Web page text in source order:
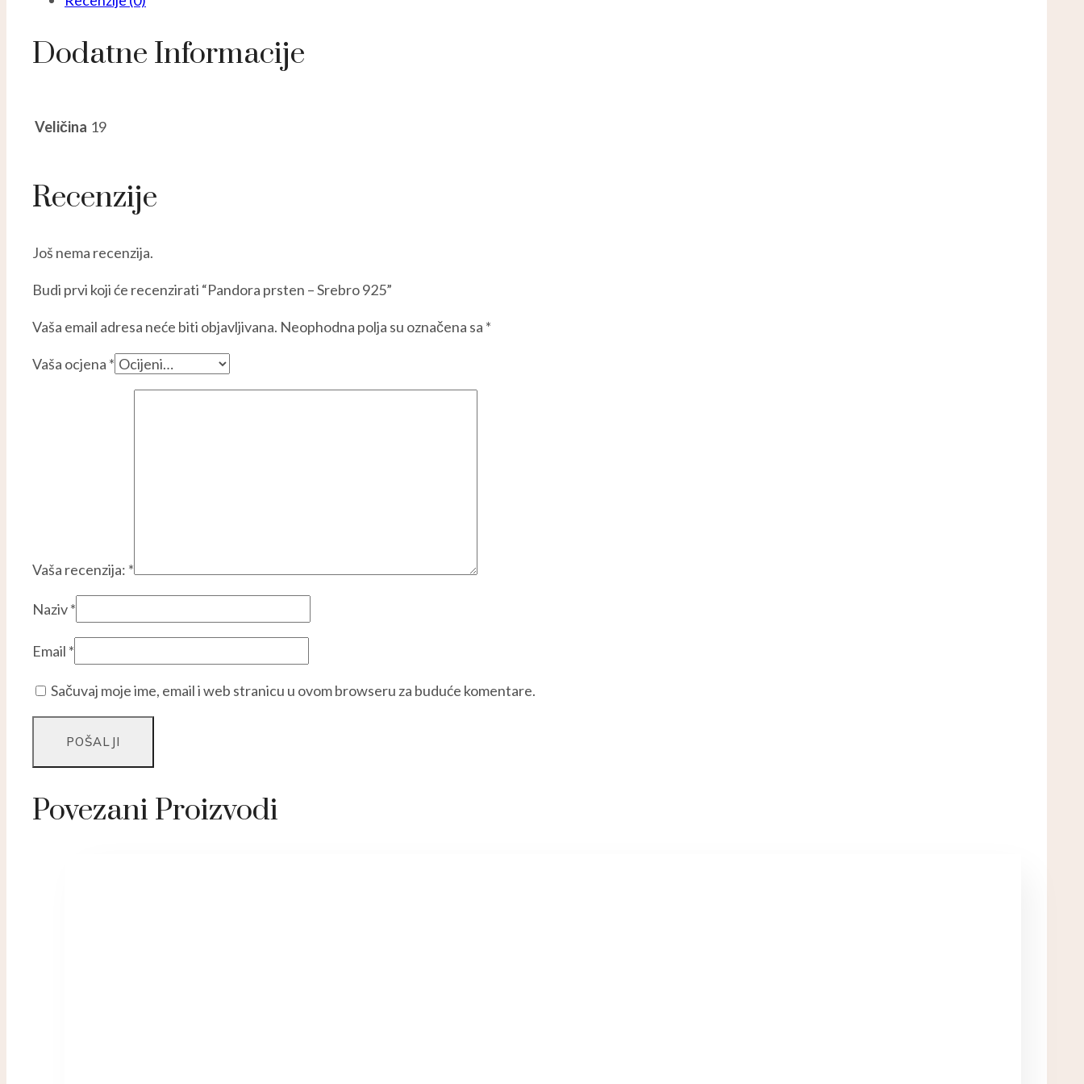
Dodatne Informacije
Veličina 19
Recenzije
Još nema recenzija.
Budi prvi koji će recenzirati “Pandora prsten – Srebro 925”
Vaša email adresa neće biti objavljivana. Neophodna polja su označena sa *
Vaša ocjena *
Vaša recenzija: *
Naziv*
Email *
Sačuvaj moje ime, email i web stranicu u ovom browseru za buduće komentare.
Povezani Proizvodi